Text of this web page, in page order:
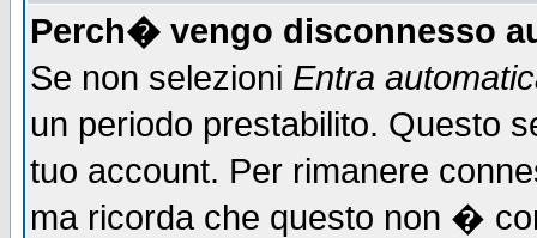
Perch� vengo disconnesso
Se non selezioni Entra
un periodo prestabilito. Questo
tuo account. Per rimanere
ma ricorda che questo non �